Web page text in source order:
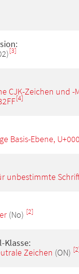
[3]
CJK-Zeichen und -
[4]
Basis-Ebene,
unbestimmte
(No) [2]
Klasse:
Zeichen (ON)